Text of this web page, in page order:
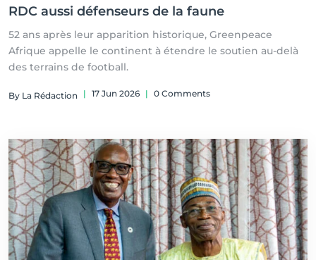
RDC aussi défenseurs de la faune
52 ans après leur apparition historique, Greenpeace
Afrique appelle le continent à étendre le soutien au-delà
des terrains de football.
By La Rédaction | 17 Jun 2026 | 0 Comments